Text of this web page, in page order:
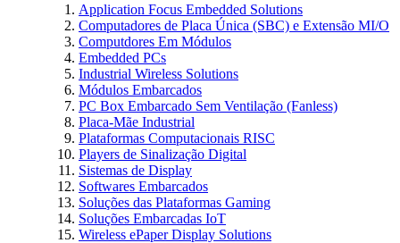
Application Focus Embedded Solutions
Computadores de Placa Única (SBC) e Extensão MI/O
Computdores Em Módulos
Embedded PCs
Industrial Wireless Solutions
Módulos Embarcados
PC Box Embarcado Sem Ventilação (Fanless)
Placa-Mãe Industrial
Plataformas Computacionais RISC
Players de Sinalização Digital
Sistemas de Display
Softwares Embarcados
Soluções das Plataformas Gaming
Soluções Embarcadas IoT
Wireless ePaper Display Solutions